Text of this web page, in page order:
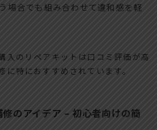
場合でも組み合わせて違和感を軽
入のリペアキットは口コミ評価が高
に特におすすめされています。
のアイデア – 初心者向けの簡